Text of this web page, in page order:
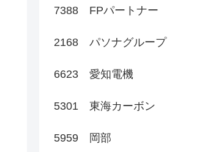
7388 FPパートナー
2168 パソナグループ
6623 愛知電機
5301 東海カーボン
5959 岡部